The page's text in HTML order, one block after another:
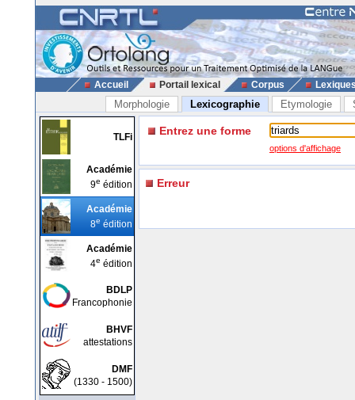
Accueil Portail lexical Corpus
Morphologie Lexicographie Etymologie
TLFi
Académie
9e édition
Académie
8e édition
Académie
4e édition
BDLP
Francophonie
BHVF
attestations
DMF
(1330 - 1500)
Entrez une forme
options d'affichage
Erreur